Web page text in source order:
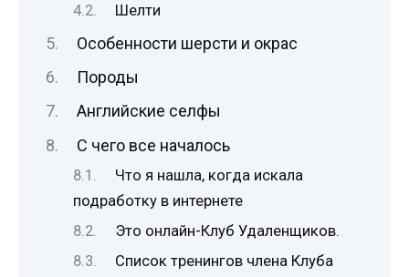
Шелти
Особенности шерсти и окрас
Породы
Английские селфы
С чего все началось
Что я нашла, когда искала
подработку в интернете
Это онлайн-Клуб Удаленщиков.
Список тренингов члена Клуба